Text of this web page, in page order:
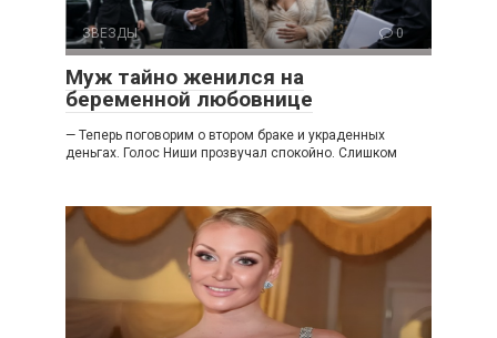
ЗВЕЗДЫ 0
Муж тайно женился на
беременной любовнице
— Теперь поговорим о втором браке и украденных
деньгах. Голос Ниши прозвучал спокойно. Слишком